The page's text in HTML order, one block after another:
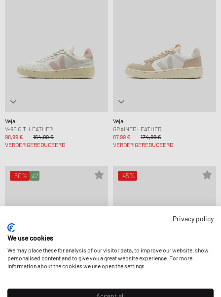
Veja
V-90 O.T. LEATHER
98,99 €
164,99 €
VERDER GEREDUCEERD
Veja
GRAINED LEATHER
87,99 €
174,99 €
VERDER GEREDUCEERD
-50% -45%
Privacy policy
We use cookies
We may place these for analysis of our visitor data, to improve our website, show
personalised content and to give you a great website experience. For more
information about the cookies we use open the settings.